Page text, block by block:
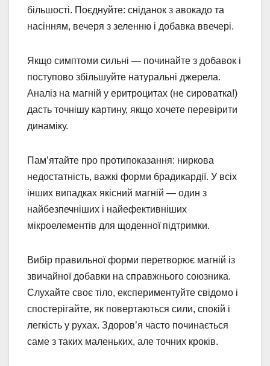
більшості. Поєднуйте: сніданок з авокадо та
насінням, вечеря з зеленню і добавка ввечері.
Якщо симптоми сильні — починайте з добавок і
поступово збільшуйте натуральні джерела.
Аналіз на магній у еритроцитах (не сироватка!)
дасть точнішу картину, якщо хочете перевірити
динаміку.
Пам’ятайте про протипоказання: ниркова
недостатність, важкі форми брадикардії. У всіх
інших випадках якісний магній — один з
найбезпечніших і найефективніших
мікроелементів для щоденної підтримки.
Вибір правильної форми перетворює магній із
звичайної добавки на справжнього союзника.
Слухайте своє тіло, експериментуйте свідомо і
спостерігайте, як повертаються сили, спокій і
легкість у рухах. Здоров’я часто починається
саме з таких маленьких, але точних кроків.